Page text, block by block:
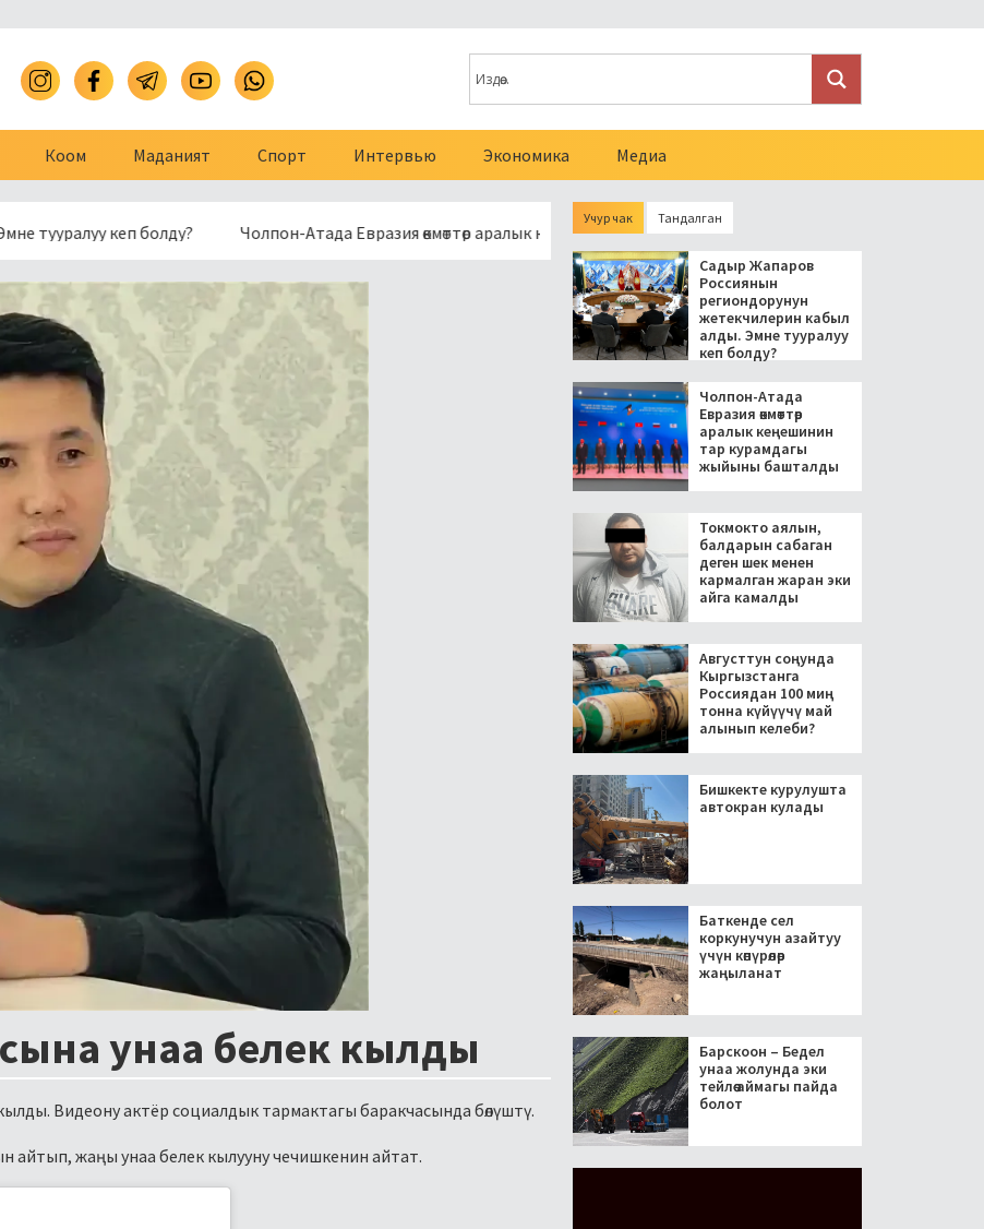
Коом Маданият Спорт Интервью Экономика Медиа
кеп болду? Чолпон-Атада Евразия өкмөттөр аралык кеңешинин тар курамдагы жыйыны башталды
унаа белек кылды
Видеону актёр социалдык тармактагы баракчасында бөлүштү.
айтып, жаңы унаа белек кылууну чечишкенин айтат.
Учур чак Тандалган
Садыр Жапаров
Россиянын
региондорунун
жетекчилерин кабыл
алды. Эмне тууралуу
кеп болду?
Чолпон-Атада
Евразия өкмөттөр
аралык кеңешинин
тар курамдагы
жыйыны башталды
Токмокто аялын,
балдарын сабаган
деген шек менен
кармалган жаран эки
айга камалды
Августтун соңунда
Кыргызстанга
Россиядан 100 миң
тонна күйүүчү май
алынып келеби?
Бишкекте курулушта
автокран кулады
Баткенде сел
коркунучун азайтуу
үчүн көпүрөлөр
жаңыланат
Барскоон – Бедел
унаа жолунда эки
тейлөө аймагы пайда
болот